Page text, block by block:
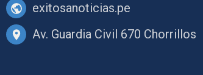
exitosanoticias.pe
Av. Guardia Civil 670 Chorrillos